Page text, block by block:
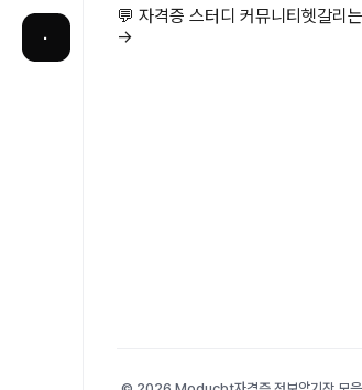
·
💬 자격증 스터디 커뮤니티헷갈리
→